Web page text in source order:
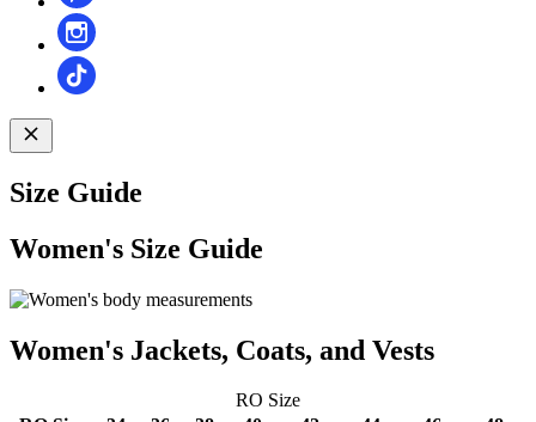
Size Guide
Women's Size Guide
Women's Jackets, Coats, and Vests
RO Size